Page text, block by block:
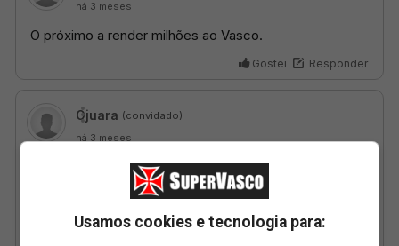
Usamos cookies e tecnologia para: